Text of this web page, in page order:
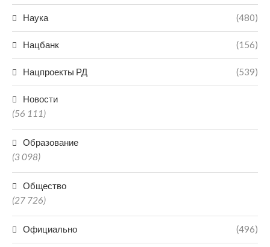
Наука (480)
Нацбанк (156)
Нацпроекты РД (539)
Новости
(56 111)
Образование
(3 098)
Общество
(27 726)
Официально (496)